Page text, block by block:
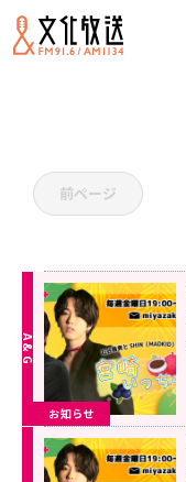
前ページ
お知らせ